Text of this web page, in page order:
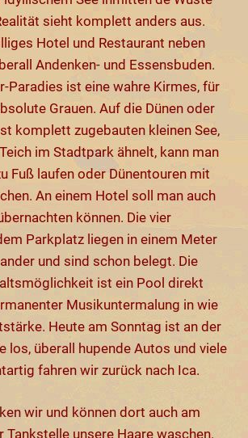
sieht komplett anders aus.
Hotel und Restaurant neben
Andenken- und Essensbuden.
Paradies ist eine wahre Kirmes, für
Grauen. Auf die Dünen oder
komplett zugebauten kleinen See,
im Stadtpark ähnelt, kann man
Fuß laufen oder Dünentouren mit
An einem Hotel soll man auch
können. Die vier
Parkplatz liegen in einem Meter
und sind schon belegt. Die
ist ein Pool direkt
Musikuntermalung in wie
Heute am Sonntag ist an der
los, überall hupende Autos und viele
fahren wir zurück nach Ica.
wir und können dort auch am
Tankstelle unsere Haare waschen.